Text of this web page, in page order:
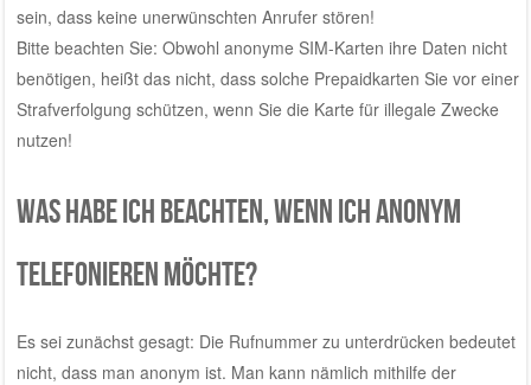
sein, dass keine unerwünschten Anrufer stören!
Bitte beachten Sie: Obwohl anonyme SIM-Karten ihre Daten nicht
benötigen, heißt das nicht, dass solche Prepaidkarten Sie vor einer
Strafverfolgung schützen, wenn Sie die Karte für illegale Zwecke
nutzen!
Was habe ich beachten, wenn ich anonym
telefonieren möchte?
Es sei zunächst gesagt: Die Rufnummer zu unterdrücken bedeutet
nicht, dass man anonym ist. Man kann nämlich mithilfe der